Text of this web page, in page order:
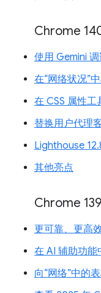
Chrome
使用 Gemini
在“网络状况”
在 CSS 属性
替换用户代理
Lighthouse
其他亮点
Chrome 139
更可靠、更高
在 AI 辅助功
向“网络”中的